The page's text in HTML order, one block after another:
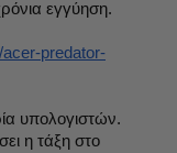
εγγύηση.
predator-
υπολογιστών.
η τάξη στο